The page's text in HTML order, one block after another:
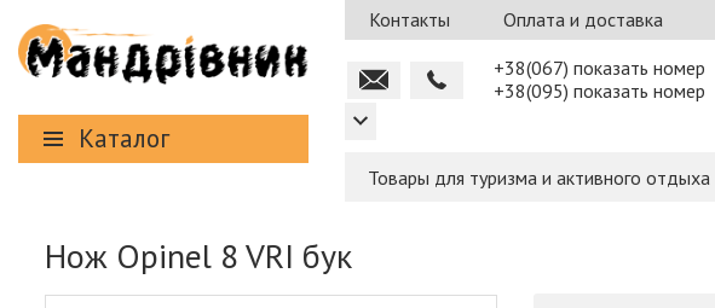
Каталог
Контакты Оплата и доставка
+38(067) показать номер
+38(095) показать номер
Товары для туризма и активного отдыха
Нож Opinel 8 VRI бук